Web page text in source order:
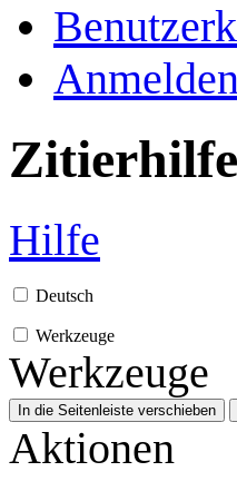
Zitierhilfe
Hilfe
Deutsch
Werkzeuge
Werkzeuge
In die Seitenleiste verschieben
Aktionen